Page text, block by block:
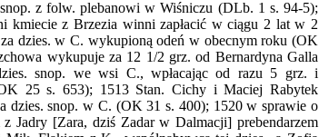
z folw. plebanowi w Wiśniczu (DLb. 1 s. 94-5);
z Brzezia winni zapłacić w ciągu 2 lat w 2
dzies. w C. wykupioną odeń w obecnym roku (OK
wykupuje za 12 1/2 grz. od Bernardyna Galla
snop. we wsi C., wpłacając od razu 5 grz. i
25 s. 653); 1513 Stan. Cichy i Maciej Rabytek
dzies. snop. w C. (OK 31 s. 400); 1520 w sprawie o
Jadry [Zara, dziś Zadar w Dalmacji] prebendarzem